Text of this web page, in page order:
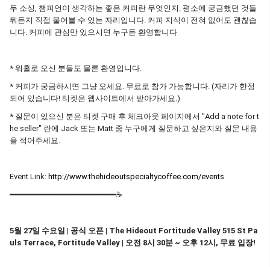
두 소싱, 챔피언이 생각하는 좋은 커피란 무엇인지. 평소에 궁금했던 것들
뭐든지 직접 물어볼 수 있는 자리입니다. 커피 지식이 전혀 없어도 괜찮습
니다. 커피에 관심만 있으시면 누구든 환영합니다
* 워홀로 오신 분들도 물론 환영입니다.
* 커피가 궁금하시면 그냥 오세요. 무료로 참가 가능합니다. (자리가 한정
되어 있습니다! 티켓은 웹사이트에서 받아가세요.)
* 질문이 있으신 분은 티켓 구매 후 체크아웃 페이지에서 "Add a note for t
he seller" 란에 Jack 또는 Matt 중 누구에게 질문하고 싶은지와 질문 내용
을 적어주세요.
Event Link: http://www.thehideoutspecialtycoffee.com/events
━━━━━━━━━━━━━━━━━━━━━━☕
5월 27일 수요일 | 공식 오픈 | The Hideout Fortitude Valley 515 St Pa
uls Terrace, Fortitude Valley | 오전 8시 30분 ~ 오후 12시, 무료 입장!